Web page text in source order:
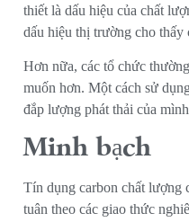
thiết là dấu hiệu của chất
dấu hiệu thị trường cho
Hơn nữa, các tổ chức
muốn hơn. Một cách sử
đắp lượng phát thải của
Minh bạch
Tín dụng carbon chất lượng
tuân theo các giao thức